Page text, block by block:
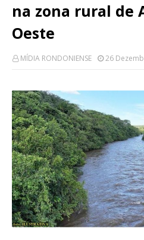
na zona rural de
Oeste
MÍDIA RONDONIENSE 26